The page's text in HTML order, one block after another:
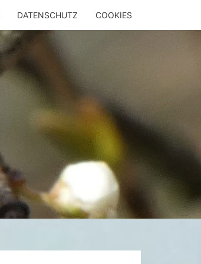
DATENSCHUTZ COOKIES